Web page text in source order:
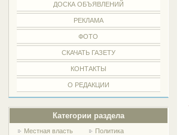
ДОСКА ОБЪЯВЛЕНИЙ
РЕКЛАМА
ФОТО
СКАЧАТЬ ГАЗЕТУ
КОНТАКТЫ
О РЕДАКЦИИ
Категории раздела
Местная власть
Политика